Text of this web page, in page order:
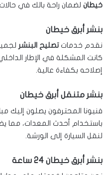
خيطان لضمان راحة بالك في
بنشر أبرق خيطان
نقدم خدماتتصليح البنشر
كانت المشكلة في الإطار
إصلاحه بكفاءة عالية.
بنشر متنقل أبرق خيطان
فنيونا المحترفون يصلون إليك
باستخدام أحدث المعدات، مما
لنقل السيارة إلى الورشة.
بنشر أبرق خيطان 24 ساعة